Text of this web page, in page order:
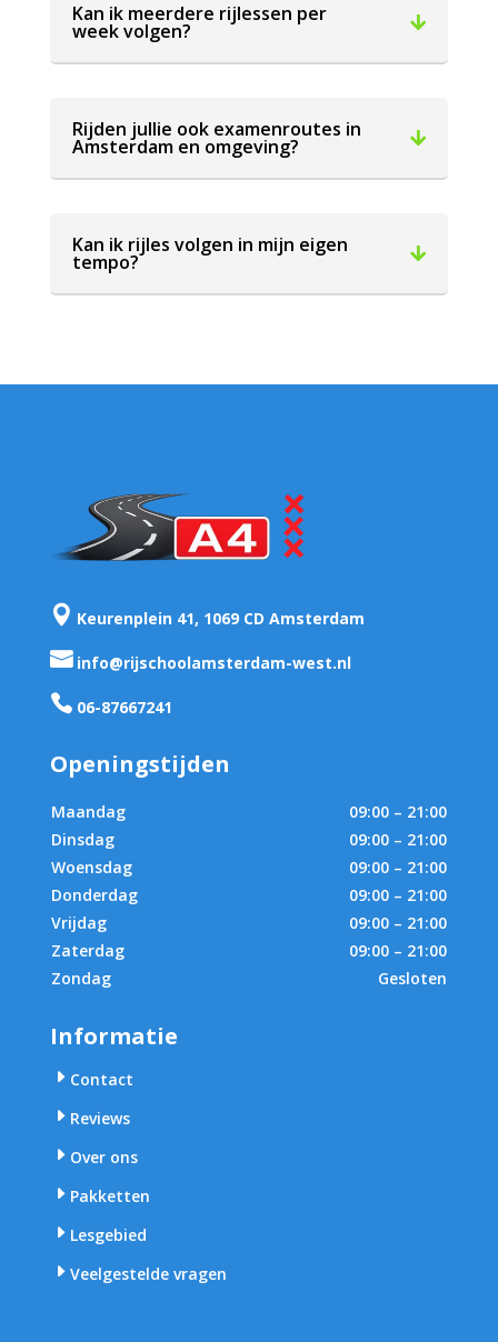
Kan ik meerdere rijlessen per
week volgen?
Rijden jullie ook examenroutes in
Amsterdam en omgeving?
Kan ik rijles volgen in mijn eigen
tempo?
 Keurenplein 41, 1069 CD Amsterdam
info@rijschoolamsterdam-west.nl
06-87667241
Openingstijden
Maandag
09:00 – 21:00
Dinsdag
09:00 – 21:00
Woensdag
09:00 – 21:00
Donderdag
09:00 – 21:00
Vrijdag
09:00 – 21:00
Zaterdag
09:00 – 21:00
Zondag
Gesloten
Informatie
E Contact
E Reviews
E Over ons
E Pakketten
E Lesgebied
E Veelgestelde vragen